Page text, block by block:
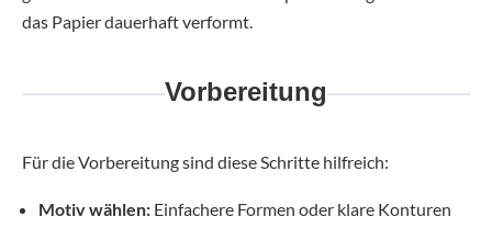
das Papier dauerhaft verformt.
Vorbereitung
Für die Vorbereitung sind diese Schritte hilfreich:
Motiv wählen: Einfachere Formen oder klare Konturen